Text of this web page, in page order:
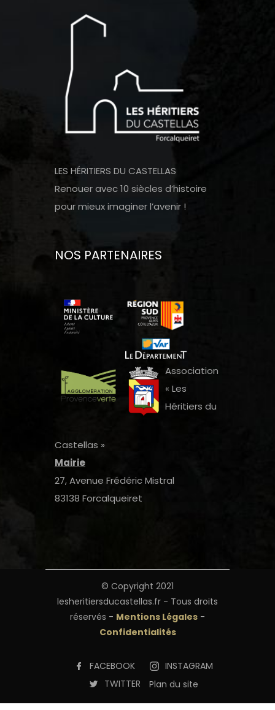
LES HÉRITIERS DU CASTELLAS
Renouer avec 10 siècles d’histoire
pour mieux imaginer l’avenir !
NOS PARTENAIRES
Association
« Les
Héritiers du
Castellas »
Mairie
27, Avenue Frédéric Mistral
83138 Forcalqueiret
© Copyright 2021
lesheritiersducastellas.fr - Tous droits
réservés - Mentions Légales -
Confidentialités
FACEBOOK
INSTAGRAM
TWITTER
Plan du site